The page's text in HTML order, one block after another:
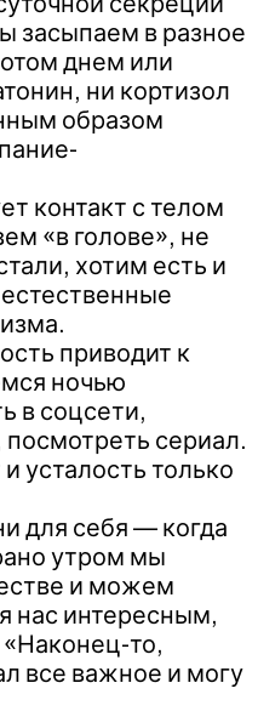
засыпаем в разное
днем или
ни кортизол
образом
контакт с телом
«в голове», не
хотим есть и
приводит к
ночью
в соцсети,
сериал.
усталость только
для себя — когда
утром мы
и можем
нас интересным,
то,
все важное и могу